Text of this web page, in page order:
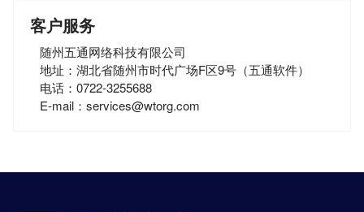
客户服务
随州五通网络科技有限公司
地址：湖北省随州市时代广场F区9号（五通软件）
电话：0722-3255688
E-mail：services@wtorg.com